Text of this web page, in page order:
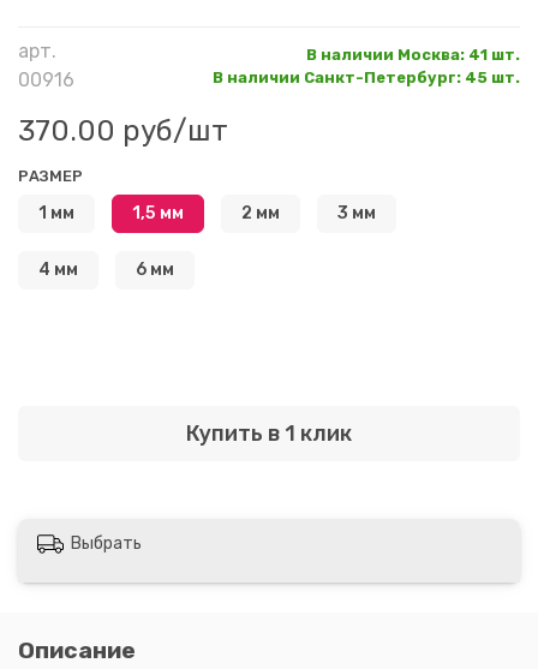
арт.
00916
В наличии Москва: 41 шт.
В наличии Санкт-Петербург: 45 шт.
370.00 руб/шт
Купить в 1 клик
РАЗМЕР
1 мм 1,5 мм 2 мм 3 мм
4 мм 6 мм
Выбрать
Описание